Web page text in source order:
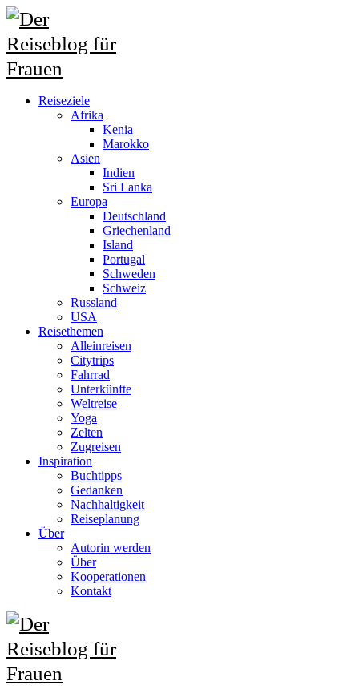
Reiseziele
Afrika
Kenia
Marokko
Asien
Indien
Sri Lanka
Europa
Deutschland
Griechenland
Island
Portugal
Schweden
Schweiz
Russland
USA
Reisethemen
Alleinreisen
Citytrips
Fahrrad
Unterkünfte
Weltreise
Yoga
Zelten
Zugreisen
Inspiration
Buchtipps
Gedanken
Nachhaltigkeit
Reiseplanung
Über
Autorin werden
Über
Kooperationen
Kontakt